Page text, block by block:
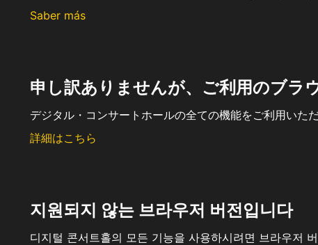
Saber más
申し訳ありませんが、ご利用のブラ
デジタル・コンサートホールの全ての機能をご利用いた
詳細はこちら
지원되지 않는 브라우저 버전입니다
디지털 콘서트홀의 모든 기능을 사용하시려면 브라우저